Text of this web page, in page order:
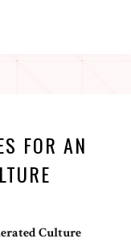
FOR AN
Culture